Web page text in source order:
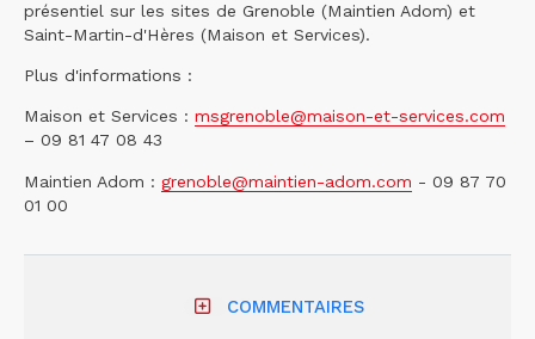
présentiel sur les sites de Grenoble (Maintien Adom) et
Saint-Martin-d'Hères (Maison et Services).
Plus d'informations :
Maison et Services : msgrenoble@maison-et-services.com
– 09 81 47 08 43
Maintien Adom : grenoble@maintien-adom.com - 09 87 70
01 00
COMMENTAIRES